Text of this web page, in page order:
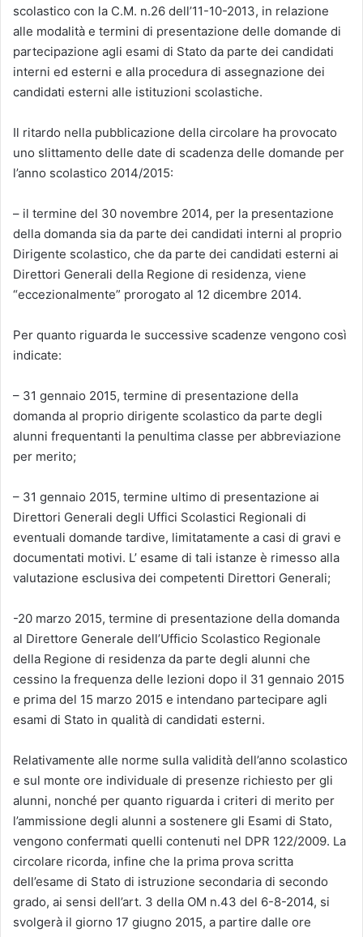
scolastico con la C.M. n.26 dell’11-10-2013, in relazione
alle modalità e termini di presentazione delle domande di
partecipazione agli esami di Stato da parte dei candidati
interni ed esterni e alla procedura di assegnazione dei
candidati esterni alle istituzioni scolastiche.
Il ritardo nella pubblicazione della circolare ha provocato
uno slittamento delle date di scadenza delle domande per
l’anno scolastico 2014/2015:
– il termine del 30 novembre 2014, per la presentazione
della domanda sia da parte dei candidati interni al proprio
Dirigente scolastico, che da parte dei candidati esterni ai
Direttori Generali della Regione di residenza, viene
“eccezionalmente” prorogato al 12 dicembre 2014.
Per quanto riguarda le successive scadenze vengono così
indicate:
– 31 gennaio 2015, termine di presentazione della
domanda al proprio dirigente scolastico da parte degli
alunni frequentanti la penultima classe per abbreviazione
per merito;
– 31 gennaio 2015, termine ultimo di presentazione ai
Direttori Generali degli Uffici Scolastici Regionali di
eventuali domande tardive, limitatamente a casi di gravi e
documentati motivi. L’ esame di tali istanze è rimesso alla
valutazione esclusiva dei competenti Direttori Generali;
-20 marzo 2015, termine di presentazione della domanda
al Direttore Generale dell’Ufficio Scolastico Regionale
della Regione di residenza da parte degli alunni che
cessino la frequenza delle lezioni dopo il 31 gennaio 2015
e prima del 15 marzo 2015 e intendano partecipare agli
esami di Stato in qualità di candidati esterni.
Relativamente alle norme sulla validità dell’anno scolastico
e sul monte ore individuale di presenze richiesto per gli
alunni, nonché per quanto riguarda i criteri di merito per
l’ammissione degli alunni a sostenere gli Esami di Stato,
vengono confermati quelli contenuti nel DPR 122/2009. La
circolare ricorda, infine che la prima prova scritta
dell’esame di Stato di istruzione secondaria di secondo
grado, ai sensi dell’art. 3 della OM n.43 del 6-8-2014, si
svolgerà il giorno 17 giugno 2015, a partire dalle ore